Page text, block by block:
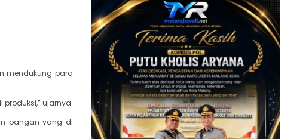
mendukung para
ujarnya.
pangan yang di